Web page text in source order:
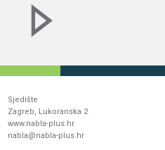
Sjedište
Zagreb, Lukoranska 2
www.nabla-plus.hr
nabla@nabla-plus.hr